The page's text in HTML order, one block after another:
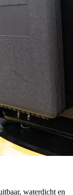
waterdicht en